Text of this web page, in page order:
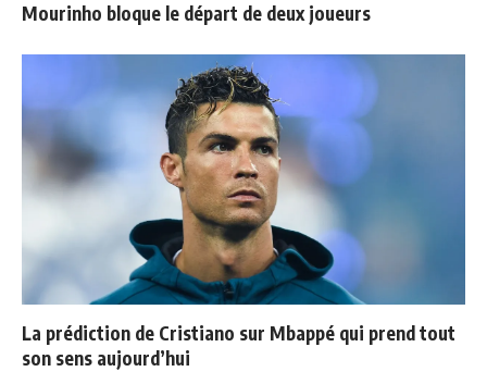
Mourinho bloque le départ de deux joueurs
La prédiction de Cristiano sur Mbappé qui prend tout
son sens aujourd’hui